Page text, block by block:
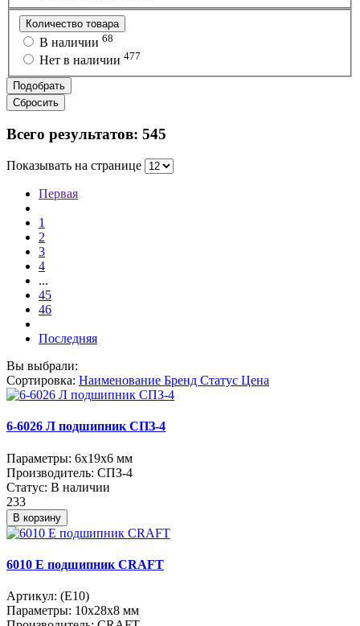
Количество товара
В наличии 68
Нет в наличии 477
Подобрать
Сбросить
Всего результатов: 545
Показывать на странице
Первая
1
2
3
4
...
45
46
Последняя
Вы выбрали:
Сортировка: Наименование Бренд Статус Цена
6-6026 Л подшипник СПЗ-4
Параметры: 6x19x6 мм
Производитель: СПЗ-4
Статус: В наличии
233
В корзину
6010 Е подшипник CRAFT
Артикул: (E10)
Параметры: 10x28x8 мм